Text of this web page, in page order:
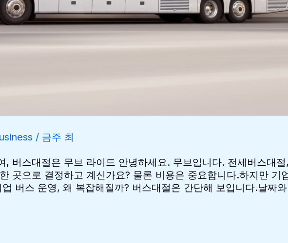
/ 금주 최
, 버스대절은 무브 라이드 안녕하세요. 무브입니다. 전세버스대
곳으로 결정하고 계신가요? 물론 비용은 중요합니다.하지만
버스 운영, 왜 복잡해질까? 버스대절은 간단해 보입니다.날짜